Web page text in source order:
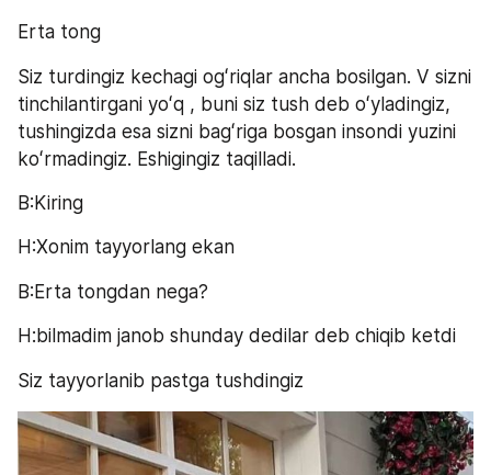
Erta tong
Siz turdingiz kechagi ogʻriqlar ancha bosilgan. V sizni
tinchilantirgani yoʻq , buni siz tush deb oʻyladingiz,
tushingizda esa sizni bagʻriga bosgan insondi yuzini
koʻrmadingiz. Eshigingiz taqilladi.
B:Kiring
H:Xonim tayyorlang ekan
B:Erta tongdan nega?
H:bilmadim janob shunday dedilar deb chiqib ketdi
Siz tayyorlanib pastga tushdingiz